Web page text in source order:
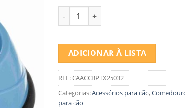
Quantidade de GAMELA PLASTICO
ADICIONAR À LISTA
REF:CAACCBPTX25032
Categorias:Acessórios para cão,
para cão